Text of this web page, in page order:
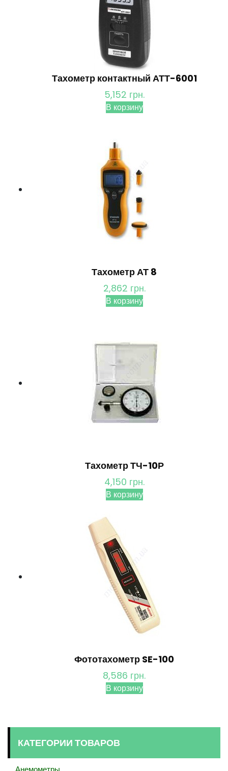
Тахометр контактный АТТ-6001
5,152 грн.
В корзину
Тахометр АТ 8
2,862 грн.
В корзину
Тахометр ТЧ-10Р
4,150 грн.
В корзину
Фототахометр SE-100
8,586 грн.
В корзину
КАТЕГОРИИ ТОВАРОВ